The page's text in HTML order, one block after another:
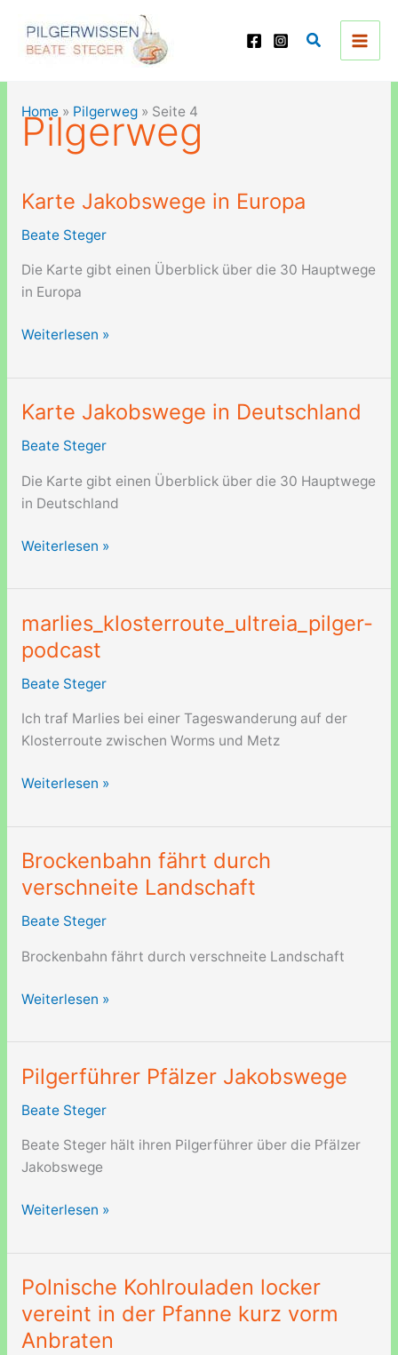
Inhalt
springen
Suchen
Home» Pilgerweg» Seite 4
Pilgerweg
Karte Jakobswege in Europa
Beate Steger
Die Karte gibt einen Überblick über die 30 Hauptwege
in Europa
Karte
in
Europa
Weiterlesen »
Karte Jakobswege in Deutschland
Beate Steger
Die Karte gibt einen Überblick über die 30 Hauptwege
in Deutschland
Karte
in
Deutschland
Weiterlesen »
marlies_klosterroute_ultreia_pilger-
podcast
Beate Steger
Ich traf Marlies bei einer Tageswanderung auf der
Klosterroute zwischen Worms und Metz
marlies_klosterroute_ultreia_pilger-
Weiterlesen »
Brockenbahn fährt durch
verschneite Landschaft
Beate Steger
Brockenbahn fährt durch verschneite Landschaft
Brockenbahn
durch
verschneite
Landschaft
Weiterlesen »
Pilgerführer Pfälzer Jakobswege
Beate Steger
Beate Steger hält ihren Pilgerführer über die Pfälzer
Jakobswege
Pilgerführer
Jakobswege
Weiterlesen »
Polnische Kohlrouladen locker
vereint in der Pfanne kurz vorm
Anbraten